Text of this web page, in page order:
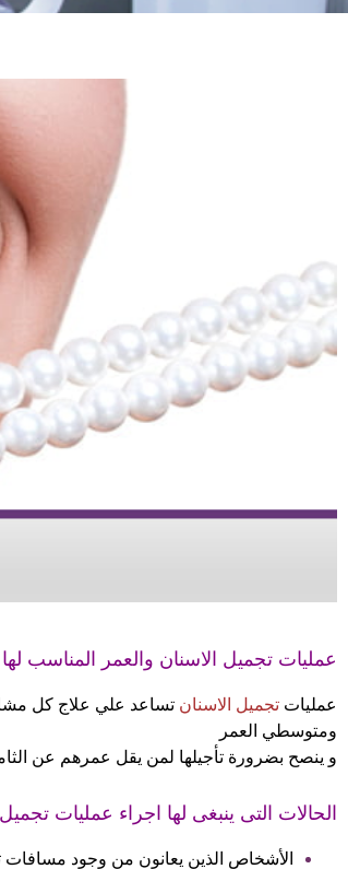
عمليات تجميل الاسنان والعمر المناسب لها
عمليات تجميل الاسنان تساعد علي علاج كل
ومتوسطي العمر
و ينصح بضرورة تأجيلها لمن يقل عمرهم عن
الحالات التى ينبغى لها اجراء عمليات
الأشخاص الذين يعانون من وجود